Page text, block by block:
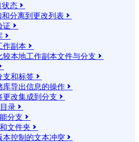
状态 
和分离到更改列表 
证 

作副本 
较本地工作副本文件与分支 
支和标签 
库导出信息的操作 
更改集成到分支 
录 
分支 
文件夹 
本控制的文本冲突 